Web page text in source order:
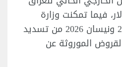
دولار، فيما تمكنت وزارة
المالية بين عامي 2023 ونيسان 2026 من تسديد
القروض الموروثة عن